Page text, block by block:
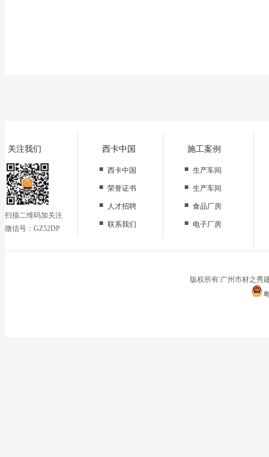
关注我们
扫描二维码加关注
微信号：GZ52DP
西卡中国
■ 西卡中国
■ 荣誉证书
■
人才招聘
■ 联系我们
施工案例
■ 生产车间
■ 生产车间
■ 食品厂房
■ 电子厂房
停车场
版权所有:广州市材之